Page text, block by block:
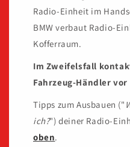
Radio-Einheit im
BMW verbaut Radio-
Kofferraum.
Im Zweifelsfall
Fahrzeug-Händler vor
Tipps zum Ausbauen ("
ich?") deiner Radio-
oben.